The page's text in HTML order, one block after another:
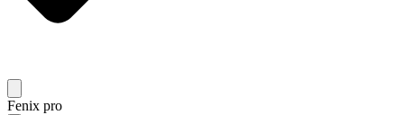
Fenix pro